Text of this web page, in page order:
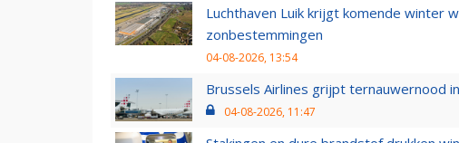
Luchthaven Luik krijgt komende winter
zonbestemmingen
04-08-2026, 13:54
Brussels Airlines grijpt ternauwernood
04-08-2026, 11:47